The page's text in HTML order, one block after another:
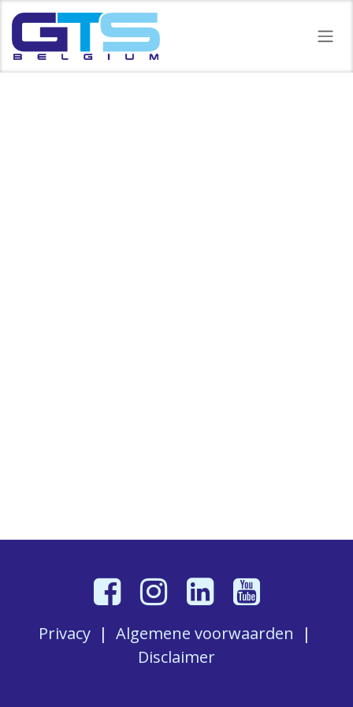
Overslaan naar inhoud
Privacy| Algemene voorwaarden |
Disclaimer